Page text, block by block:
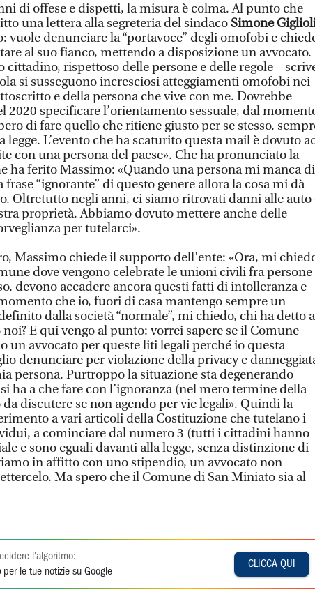
di offese e dispetti, la misura è colma. Al punto che
una lettera alla segreteria del sindaco Simone
vuole denunciare la “portavoce” degli omofobi e
al suo fianco, mettendo a disposizione un avvocato.
cittadino, rispettoso delle persone e delle regole –
si susseguono incresciosi atteggiamenti omofobi nei
e della persona che vive con me. Dovrebbe
2020 specificare l’orientamento sessuale, dal
di fare quello che ritiene giusto per se stesso,
legge. L’evento che ha scaturito questa mail è dovuto
con una persona del paese». Che ha pronunciato la
ha ferito Massimo: «Quando una persona mi manca di
“ignorante” di questo genere allora la cosa mi dà
Oltretutto negli anni, ci siamo ritrovati danni alle auto
proprietà. Abbiamo dovuto mettere anche delle
per tutelarci».
Massimo chiede il supporto dell’ente: «Ora, mi
dove vengono celebrate le unioni civili fra persone
devono accadere ancora questi fatti di intolleranza e
che io, fuori di casa mantengo sempre un
dalla società “normale”, mi chiedo, chi ha detto a
E qui vengo al punto: vorrei sapere se il Comune
un avvocato per queste liti legali perché io questa
denunciare per violazione della privacy e
persona. Purtroppo la situazione sta degenerando
ha a che fare con l’ignoranza (nel mero termine della
da discutere se non agendo per vie legali». Quindi la
a vari articoli della Costituzione che tutelano i
a cominciare dal numero 3 (tutti i cittadini hanno
e sono eguali davanti alla legge, senza distinzione di
in affitto con uno stipendio, un avvocato non
Ma spero che il Comune di San Miniato sia al
l'algoritmo:
per le tue notizie su Google
CLICCA QUI